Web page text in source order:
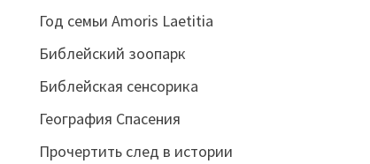
Год семьи Amoris Laetitia
Библейский зоопарк
Библейская сенсорика
География Спасения
Прочертить след в истории